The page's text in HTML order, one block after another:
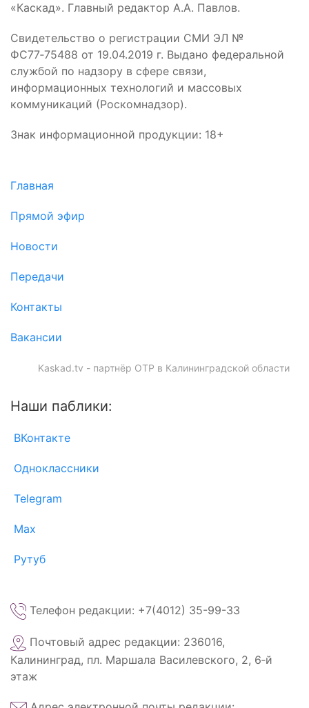
«Каскад». Главный редактор А.А. Павлов.
Свидетельство о регистрации СМИ ЭЛ №
ФС77‑75488 от 19.04.2019 г. Выдано федеральной
службой по надзору в сфере связи,
информационных технологий и массовых
коммуникаций (Роскомнадзор).
Знак информационной продукции: 18+
Главная
Прямой эфир
Новости
Передачи
Контакты
Вакансии
Kaskad.tv - партнёр ОТР в Калининградской области
Наши паблики:
ВКонтакте
Одноклассники
Telegram
Max
Рутуб
Телефон редакции: +7(4012) 35-99-33
Почтовый адрес редакции: 236016,
Калининград, пл. Маршала Василевского, 2, 6‑й
этаж